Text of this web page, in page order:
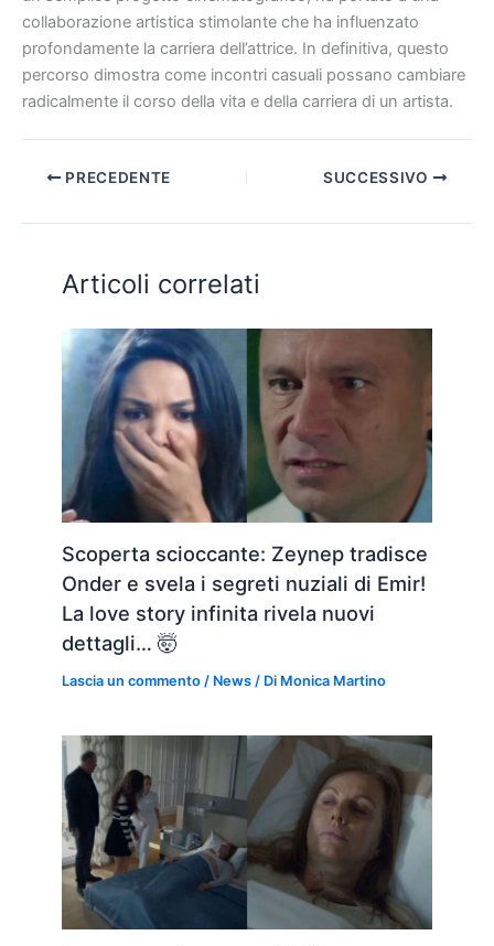
collaborazione artistica stimolante che ha influenzato
profondamente la carriera dell’attrice. In definitiva, questo
percorso dimostra come incontri casuali possano cambiare
radicalmente il corso della vita e della carriera di un artista.
PRECEDENTE SUCCESSIVO
Articoli correlati
Scoperta scioccante: Zeynep tradisce
Onder e svela i segreti nuziali di Emir!
La love story infinita rivela nuovi
dettagli… 🤯
Lascia un commento / News / Di Monica Martino